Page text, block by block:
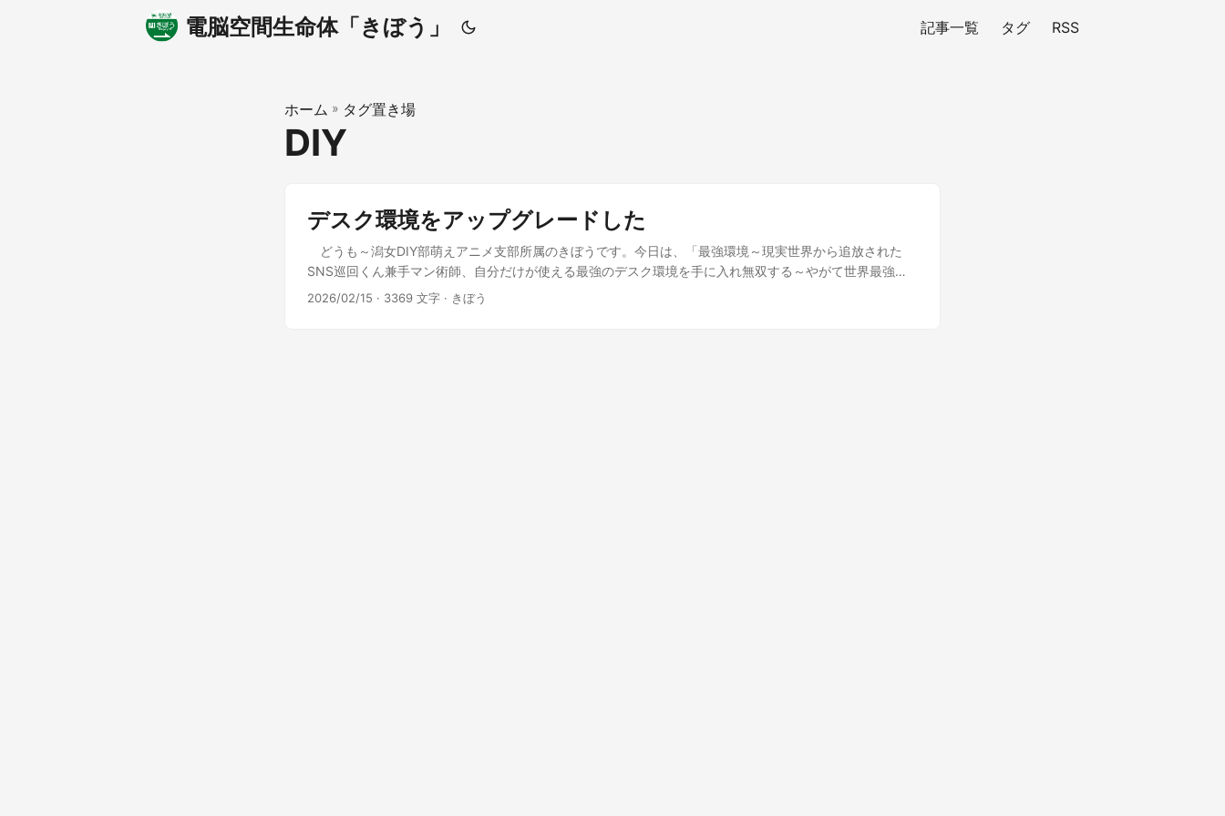
電脳空間生命体「きぼう」 記事一覧 タグ RSS
ホーム » タグ置き場
DIY
デスク環境をアップグレードした
どうも～潟女DIY部萌えアニメ支部所属のきぼうです。今日は、「最強環境～現実世界から追放された
SNS巡回くん兼手マン術師、自分だけが使える最強のデスク環境を手に入れ無双する～やがて世界最強
の“萌え”へ至るまで――――――――」のレビューを行いたいと思います～ ...
2026/02/15 · 3369 文字 · きぼう